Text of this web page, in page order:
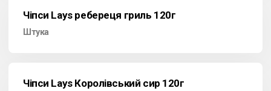
Чіпси Lays ребереця гриль 120г
Штука
Чіпси Lays Королівський сир 120г